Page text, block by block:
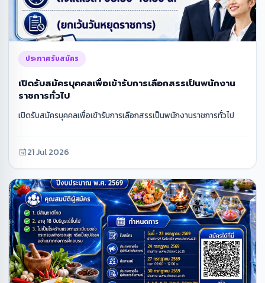
ประกาศรับสมัคร
เปิดรับสมัครบุคคลเพื่อเข้ารับการเลือกสรรเป็นพนักงาน
ราชการทั่วไป
เปิดรับสมัครบุคคลเพื่อเข้ารับการเลือกสรรเป็นพนักงานราชการทั่วไป
21 Jul 2026